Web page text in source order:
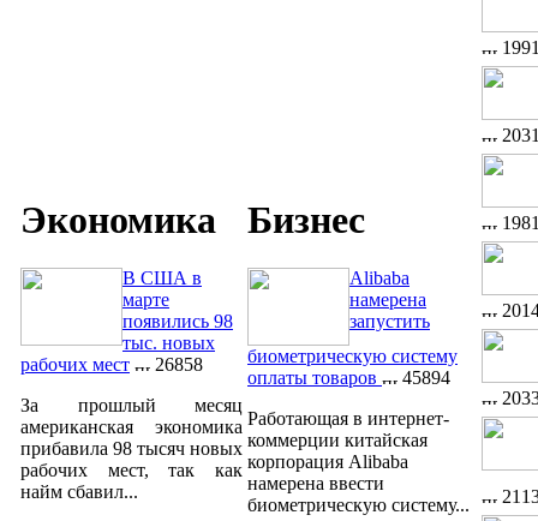
Экономика
В США в
марте
появились 98
тыс. новых
рабочих мест
26858
За прошлый месяц
американская экономика
прибавила 98 тысяч новых
рабочих мест, так как
найм сбавил...
Бизнес
Alibaba
намерена
запустить
биометрическую систему
оплаты товаров
45894
Работающая в интернет-
коммерции китайская
корпорация Alibaba
намерена ввести
биометрическую систему...